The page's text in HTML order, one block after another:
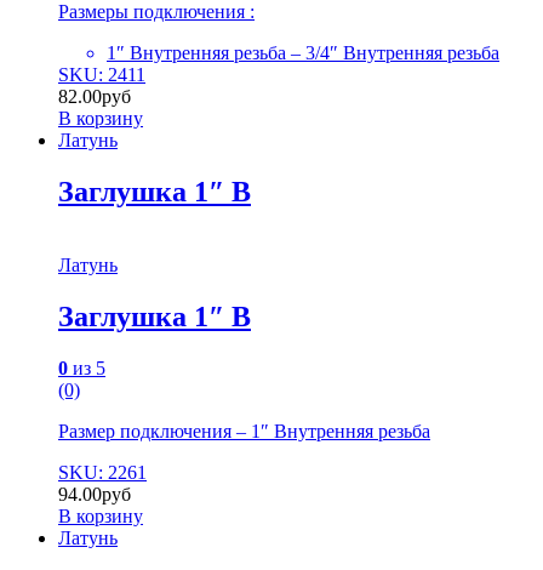
Размеры подключения :
1″ Внутренняя резьба – 3/4″ Внутренняя резьба
SKU: 2411
82.00руб
В корзину
Латунь
Заглушка 1″ В
Латунь
Заглушка 1″ В
0 из 5
(0)
Размер подключения – 1″ Внутренняя резьба
SKU: 2261
94.00руб
В корзину
Латунь